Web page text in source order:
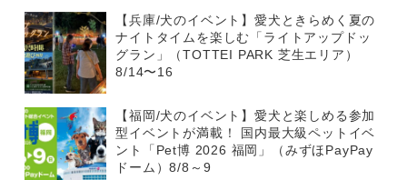
【兵庫/犬のイベント】愛犬ときらめく夏の
ナイトタイムを楽しむ「ライトアップドッ
グラン」（TOTTEI PARK 芝生エリア）
8/14〜16
【福岡/犬のイベント】愛犬と楽しめる参加
型イベントが満載！ 国内最大級ペットイベ
ント「Pet博 2026 福岡」（みずほPayPay
ドーム）8/8～9